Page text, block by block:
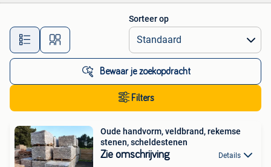
Alle afstanden…
Sorteer op
Bewaar je zoekopdracht
Filters
Oude handvorm, veldbrand, rekemse
stenen, scheldestenen
Zie omschrijving Details